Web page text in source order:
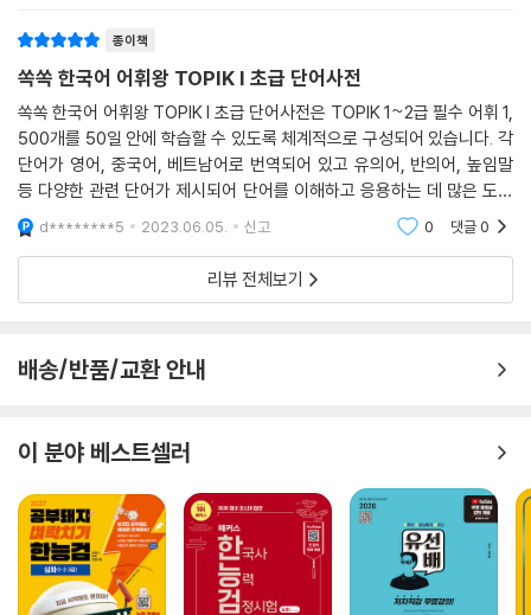
종이책
쏙쏙 한국어 어휘왕 TOPIK I 초급 단어사전
쏙쏙 한국어 어휘왕 TOPIK I 초급 단어사전은 TOPIK 1~2급 필수 어휘 1,
500개를 50일 안에 학습할 수 있도록 체계적으로 구성되어 있습니다. 각
단어가 영어, 중국어, 베트남어로 번역되어 있고 유의어, 반의어, 높임말
등 다양한 관련 단어가 제시되어 단어를 이해하고 응용하는 데 많은 도움
이 됩니다. 또한 MP3와 동영상이 제공되어 한국어 원어민의 발음을 보고,
듣고, 따라하면서 재
d********5 2023.06.05. 신고 0 댓글0
리뷰 전체보기
배송/반품/교환 안내
이 분야 베스트셀러